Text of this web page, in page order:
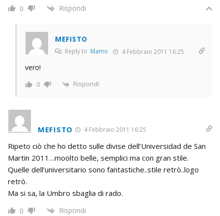
0 Rispondi
MEFISTO
Reply to Mamo 4 Febbraio 2011 16:25
vero!
0 Rispondi
MEFISTO 4 Febbraio 2011 16:25
Ripeto ciò che ho detto sulle divise dell’Universidad de San
Martin 2011…moolto belle, semplici ma con gran stile.
Quelle dell’universitario sono fantastiche..stile retrò..logo
retrò.
Ma si sa, la Umbro sbaglia di rado.
0 Rispondi